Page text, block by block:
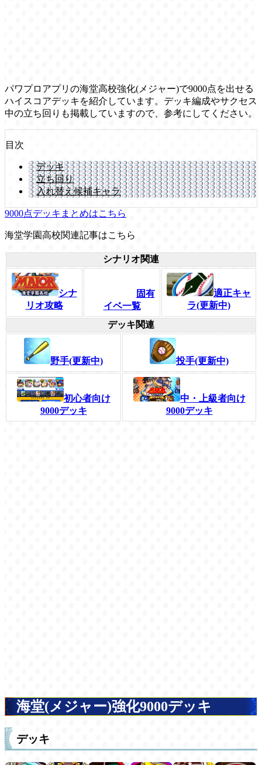
パワプロアプリの海堂高校強化(メジャー)で9000点を出せる
ハイスコアデッキを紹介しています。デッキ編成やサクセス
中の立ち回りも掲載していますので、参考にしてください。
目次
デッキ
立ち回り
入れ替え候補キャラ
9000点デッキまとめはこちら
海堂学園高校関連記事はこちら
シナリオ関連
シナ
リオ攻略
固有
イベ一覧
適正キャ
ラ(更新中)
デッキ関連
野手(更新中) 投手(更新中)
初心者向け
9000デッキ
中・上級者向け
9000デッキ
海堂(メジャー)強化9000デッキ
デッキ